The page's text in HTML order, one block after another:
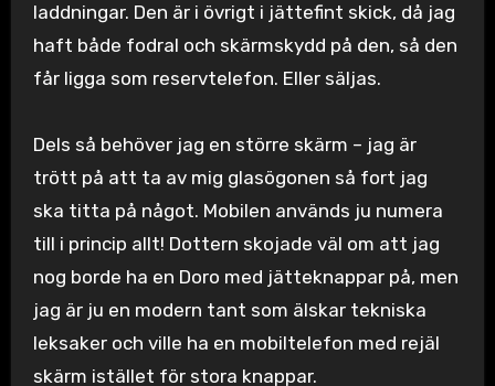
laddningar. Den är i övrigt i jättefint skick, då jag
haft både fodral och skärmskydd på den, så den
får ligga som reservtelefon. Eller säljas.
Dels så behöver jag en större skärm – jag är
trött på att ta av mig glasögonen så fort jag
ska titta på något. Mobilen används ju numera
till i princip allt! Dottern skojade väl om att jag
nog borde ha en Doro med jätteknappar på, men
jag är ju en modern tant som älskar tekniska
leksaker och ville ha en mobiltelefon med rejäl
skärm istället för stora knappar.